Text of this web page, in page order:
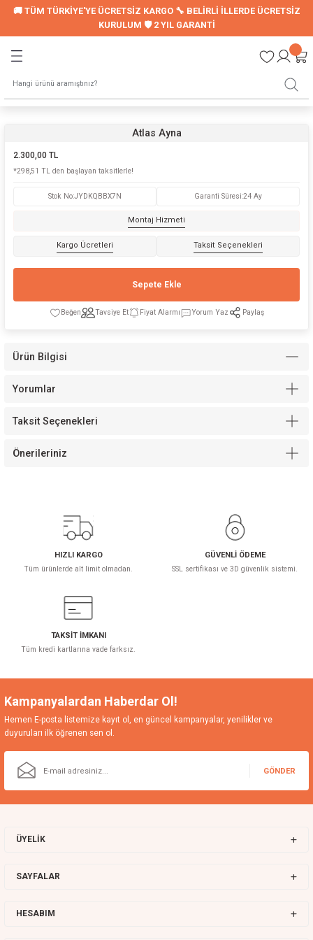
🚚 TÜM TÜRKİYE'YE ÜCRETSİZ KARGO 🔧 BELİRLİ İLLERDE ÜCRETSİZ
KURULUM 🛡️ 2 YIL GARANTİ
Modelleri
Atlas Ayna
2.300,00 TL
*298,51 TL den başlayan taksitlerle!
Stok No:JYDKQBBX7N Garanti Süresi:24 Ay
Montaj Hizmeti
Kargo Ücretleri Taksit Seçenekleri
Sepete Ekle
Tavsiye Et Fiyat Alarmı Yorum Yaz Paylaş
Ürün Bilgisi
Yorumlar
Taksit Seçenekleri
Önerileriniz
HIZLI KARGO
Tüm ürünlerde alt limit olmadan.
GÜVENLİ ÖDEME
SSL sertifikası ve 3D güvenlik sistemi.
TAKSİT İMKANI
Tüm kredi kartlarına vade farksız.
Kampanyalardan Haberdar Ol!
Hemen E-posta listemize kayıt ol, en güncel kampanyalar, yenilikler ve
duyuruları ilk öğrenen sen ol.
GÖNDER
ÜYELİK
SAYFALAR
HESABIM